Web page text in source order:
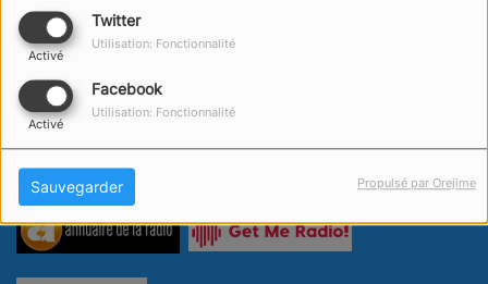
Twitter
Activé
Utilisation: Fonctionnalité
Facebook
Activé
Utilisation: Fonctionnalité
Sauvegarder Propulsé par Orejime